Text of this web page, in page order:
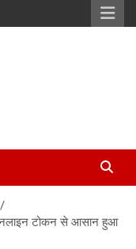
टोकन से आसान हुआ